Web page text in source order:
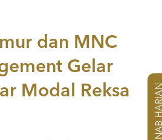
NAB
dan MNC
Gelar
Modal Reksa